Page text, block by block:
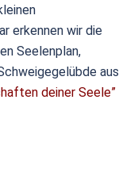
erkennen wir die
Seelenplan,
aus
deiner Seele”